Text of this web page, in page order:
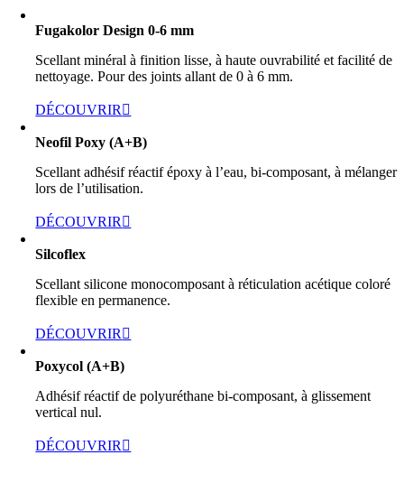
Fugakolor Design 0-6 mm
Scellant minéral à finition lisse, à haute ouvrabilité et facilité de
nettoyage. Pour des joints allant de 0 à 6 mm.
DÉCOUVRIR
Neofil Poxy (A+B)
Scellant adhésif réactif époxy à l’eau, bi-composant, à mélanger
lors de l’utilisation.
DÉCOUVRIR
Silcoflex
Scellant silicone monocomposant à réticulation acétique coloré
flexible en permanence.
DÉCOUVRIR
Poxycol (A+B)
Adhésif réactif de polyuréthane bi-composant, à glissement
vertical nul.
DÉCOUVRIR